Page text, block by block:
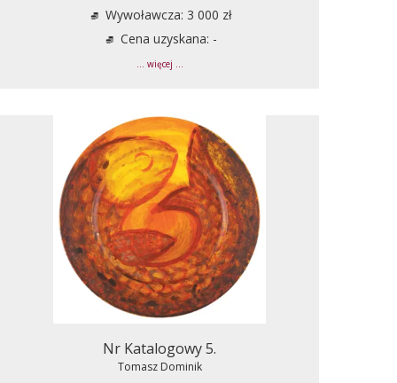
Wywoławcza: 3 000 zł
Cena uzyskana: -
... więcej ...
Nr Katalogowy 5.
Tomasz Dominik